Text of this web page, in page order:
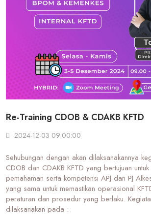
Re-Training CDOB & CDAKB KFTD
2024-12-03 09:00:00
Sehubungan dengan akan dilaksanakannya
CDOB dan CDAKB KFTD yang bertujuan untuk
pemahaman serta kompetensi APJ dan PJ
yang sama untuk memastikan operasional
peraturan dan prosedur yang berlaku.
dilaksanakan pada :